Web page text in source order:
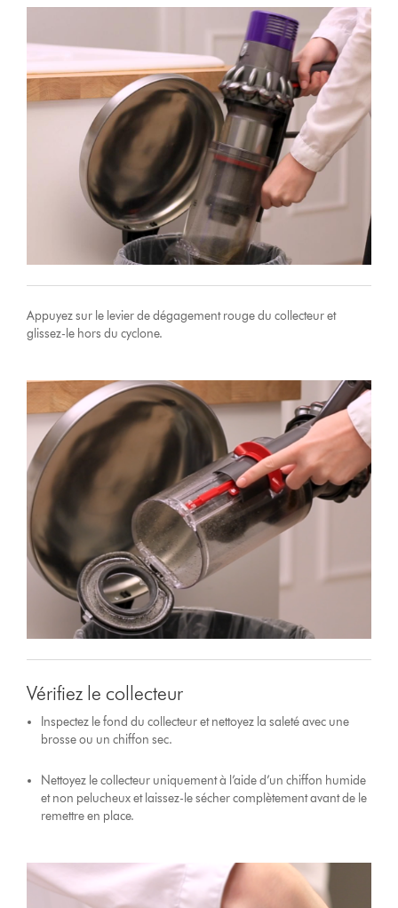
Appuyez sur le levier de dégagement rouge du collecteur et
glissez-le hors du cyclone.
Vérifiez le collecteur
Inspectez le fond du collecteur et nettoyez la saleté avec une
brosse ou un chiffon sec.
Nettoyez le collecteur uniquement à l’aide d’un chiffon humide
et non pelucheux et laissez-le sécher complètement avant de le
remettre en place.